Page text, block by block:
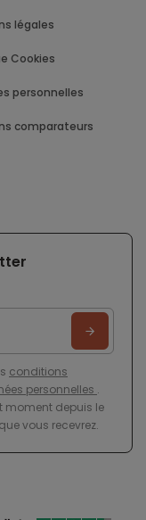
légales
Cookies
personnelles
comparateurs
conditions
personnelles .
moment depuis le
vous recevrez.